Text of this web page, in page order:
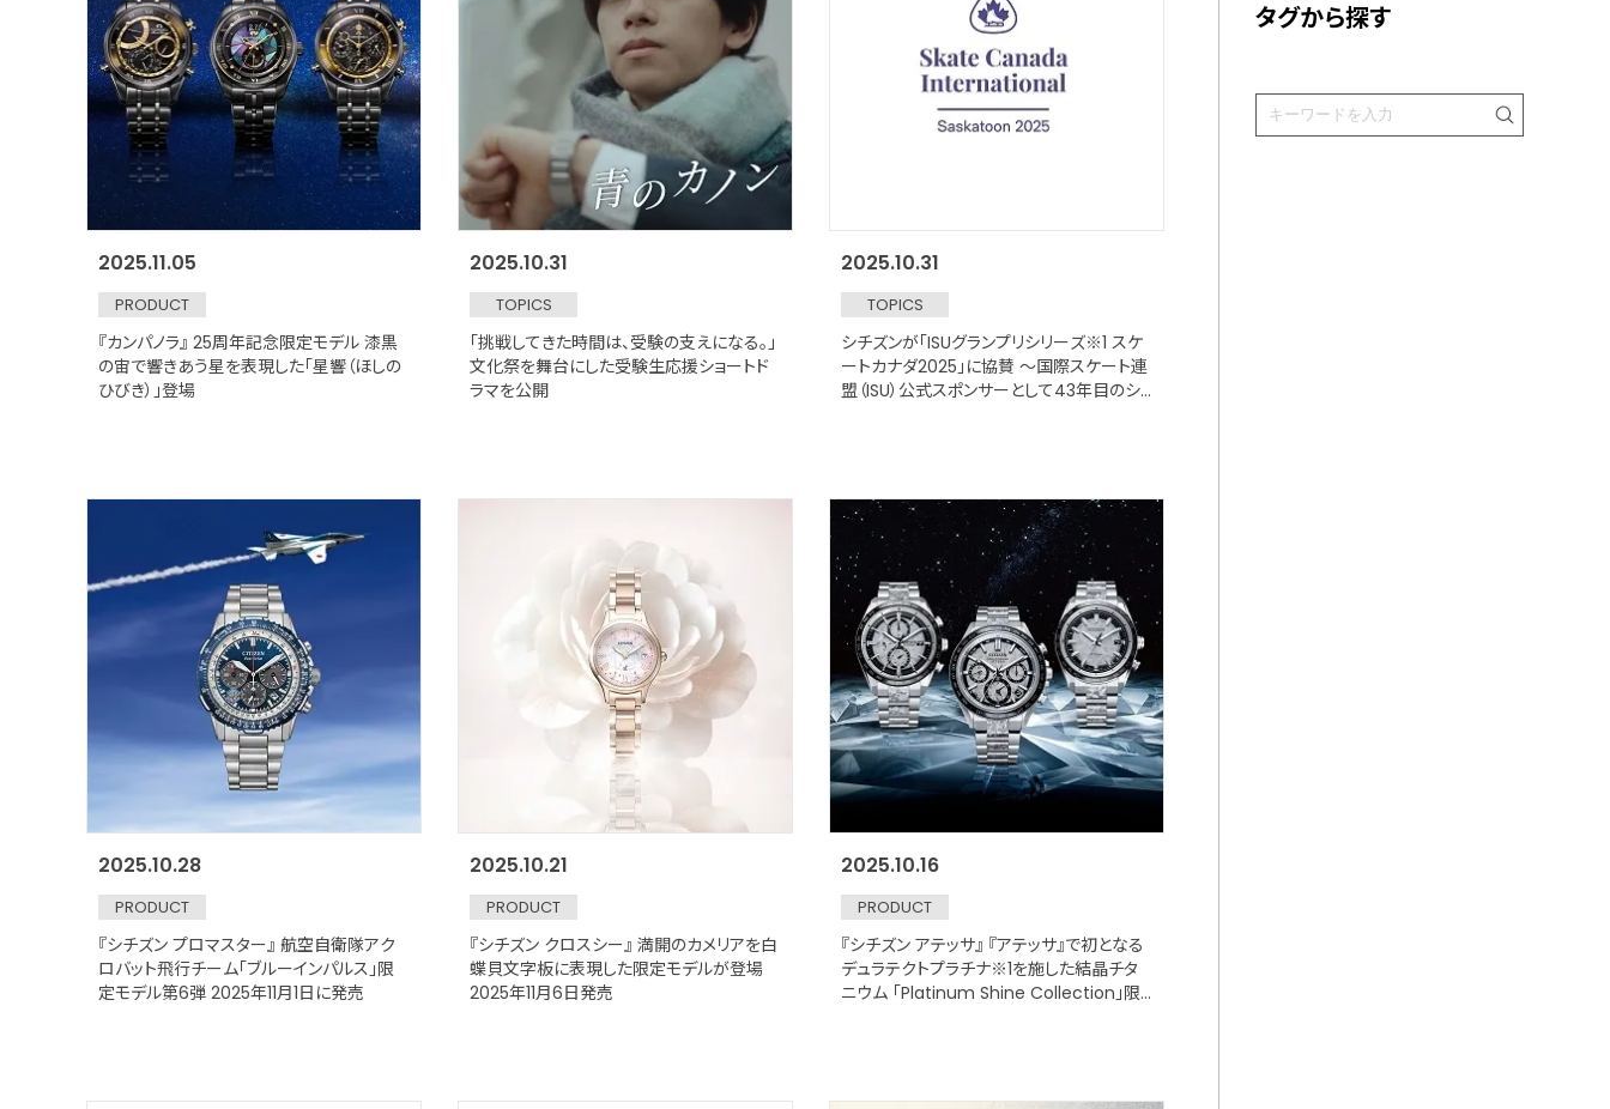
2025.11.05
PRODUCT
『カンパノラ』 25周年記念限定モデル 漆黒
の宙で響きあう星を表現した「星響（ほしの
ひびき）」登場
2025.10.31
TOPICS
「挑戦してきた時間は、受験の支えになる。」
文化祭を舞台にした受験生応援ショートド
ラマを公開
2025.10.31
TOPICS
シチズンが「ISUグランプリシリーズ※1 スケ
ートカナダ2025」に協賛 ～国際スケート連
盟（ISU）公式スポンサーとして43年目のシ
2025.10.28
PRODUCT
『シチズン プロマスター』 航空自衛隊アク
ロバット飛行チーム「ブルーインパルス」限
定モデル第6弾 2025年11月1日に発売
2025.10.21
PRODUCT
『シチズン クロスシー』 満開のカメリアを白
蝶貝文字板に表現した限定モデルが登場
2025年11月6日発売
2025.10.16
PRODUCT
『シチズン アテッサ』 『アテッサ』で初となる
デュラテクトプラチナ※1を施した結晶チタ
ニウム 「Platinum Shine Collection」限
タグから探す